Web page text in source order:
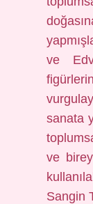
ve
sanata
ve
Sangin